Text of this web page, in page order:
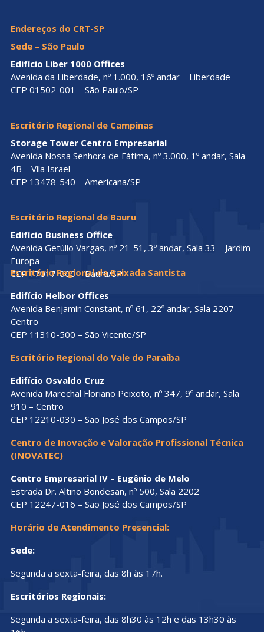
Endereços do CRT-SP
Sede – São Paulo
Edifício Liber 1000 Offices
Avenida da Liberdade, nº 1.000, 16º andar – Liberdade
CEP 01502-001 – São Paulo/SP
Escritório Regional de Campinas
Storage Tower Centro Empresarial
Avenida Nossa Senhora de Fátima, nº 3.000, 1º andar, Sala
4B – Vila Israel
CEP 13478-540 – Americana/SP
Escritório Regional de Bauru
Edifício Business Office
Avenida Getúlio Vargas, nº 21-51, 3º andar, Sala 33 – Jardim
Europa
CEP 17017-000 – Bauru/SP
Escritório Regional da Baixada Santista
Edifício Helbor Offices
Avenida Benjamin Constant, nº 61, 22º andar, Sala 2207 –
Centro
CEP 11310-500 – São Vicente/SP
Escritório Regional do Vale do Paraíba
Edifício Osvaldo Cruz
Avenida Marechal Floriano Peixoto, nº 347, 9º andar, Sala
910 – Centro
CEP 12210-030 – São José dos Campos/SP
Centro de Inovação e Valoração Profissional Técnica
(INOVATEC)
Centro Empresarial IV – Eugênio de Melo
Estrada Dr. Altino Bondesan, nº 500, Sala 2202
CEP 12247-016 – São José dos Campos/SP
Horário de Atendimento Presencial:
Sede:
Segunda a sexta-feira, das 8h às 17h.
Escritórios Regionais:
Segunda a sexta-feira, das 8h30 às 12h e das 13h30 às